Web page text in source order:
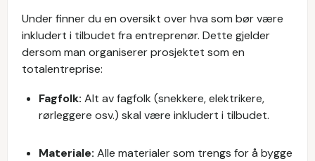
Under finner du en oversikt over hva som bør være
inkludert i tilbudet fra entreprenør. Dette gjelder
dersom man organiserer prosjektet som en
totalentreprise:
Fagfolk: Alt av fagfolk (snekkere, elektrikere,
rørleggere osv.) skal være inkludert i tilbudet.
Materiale: Alle materialer som trengs for å bygge